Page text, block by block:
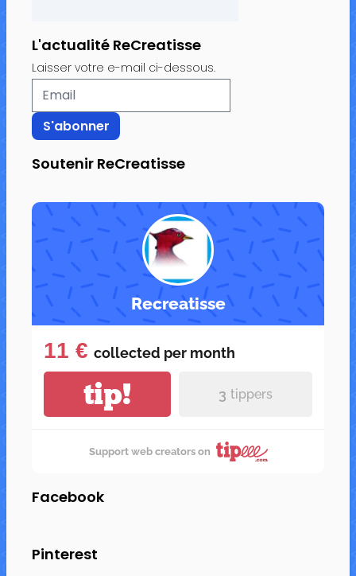
L'actualité ReCreatisse
Laisser votre e-mail ci-dessous.
Soutenir ReCreatisse
Recreatisse
11 € collected per month
tip! 3 tippers
Support web creators on
Facebook
Pinterest